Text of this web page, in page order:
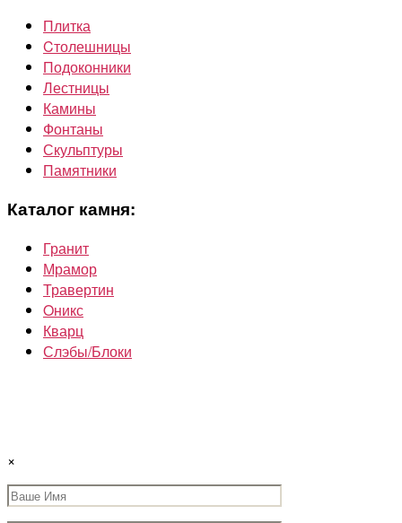
Плитка
Cтолешницы
Подоконники
Лестницы
Камины
Фонтаны
Скульптуры
Памятники
Каталог камня:
Гранит
Мрамор
Травертин
Oникс
Кварц
Слэбы/Блоки
×